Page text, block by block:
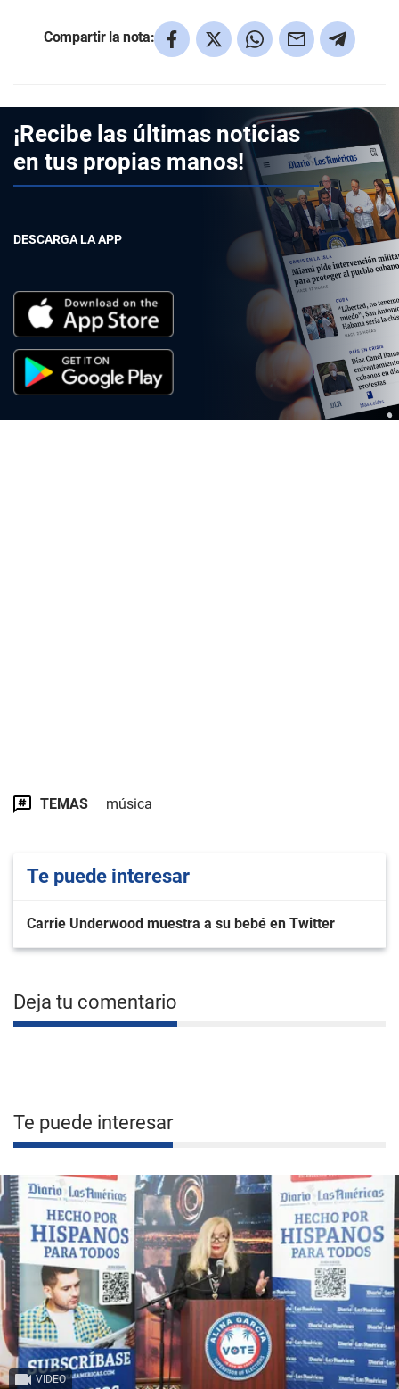
Compartir la nota:
¡Recibe las últimas noticias
en tus propias manos!
DESCARGA LA APP
TEMAS música
Te puede interesar
Carrie Underwood muestra a su bebé en Twitter
Deja tu comentario
Te puede interesar
VIDEO